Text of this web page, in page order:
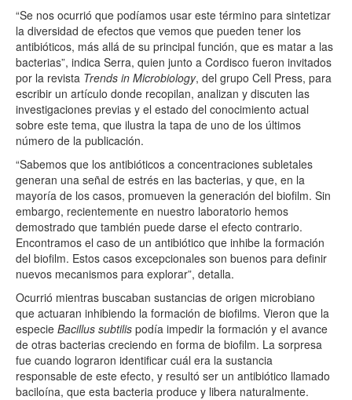
“Se nos ocurrió que podíamos usar este término para sintetizar
la diversidad de efectos que vemos que pueden tener los
antibióticos, más allá de su principal función, que es matar a las
bacterias”, indica Serra, quien junto a Cordisco fueron invitados
por la revista Trends in Microbiology, del grupo Cell Press, para
escribir un artículo donde recopilan, analizan y discuten las
investigaciones previas y el estado del conocimiento actual
sobre este tema, que ilustra la tapa de uno de los últimos
número de la publicación.
“Sabemos que los antibióticos a concentraciones subletales
generan una señal de estrés en las bacterias, y que, en la
mayoría de los casos, promueven la generación del biofilm. Sin
embargo, recientemente en nuestro laboratorio hemos
demostrado que también puede darse el efecto contrario.
Encontramos el caso de un antibiótico que inhibe la formación
del biofilm. Estos casos excepcionales son buenos para definir
nuevos mecanismos para explorar”, detalla.
Ocurrió mientras buscaban sustancias de origen microbiano
que actuaran inhibiendo la formación de biofilms. Vieron que la
especie Bacillus subtilis podía impedir la formación y el avance
de otras bacterias creciendo en forma de biofilm. La sorpresa
fue cuando lograron identificar cuál era la sustancia
responsable de este efecto, y resultó ser un antibiótico llamado
baciloína, que esta bacteria produce y libera naturalmente.